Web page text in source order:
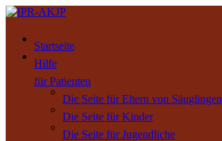
Startseite
Hilfe
für Patienten
Die Seite für Eltern von Säuglingen
Die Seite für Kinder
Die Seite für Jugendliche